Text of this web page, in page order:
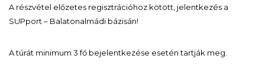
A részvétel előzetes regisztrációhoz kötött, jelentkezés a
SUPport – Balatonalmádi bázisán!
A túrát minimum 3 fő bejelentkezése esetén tartják meg.